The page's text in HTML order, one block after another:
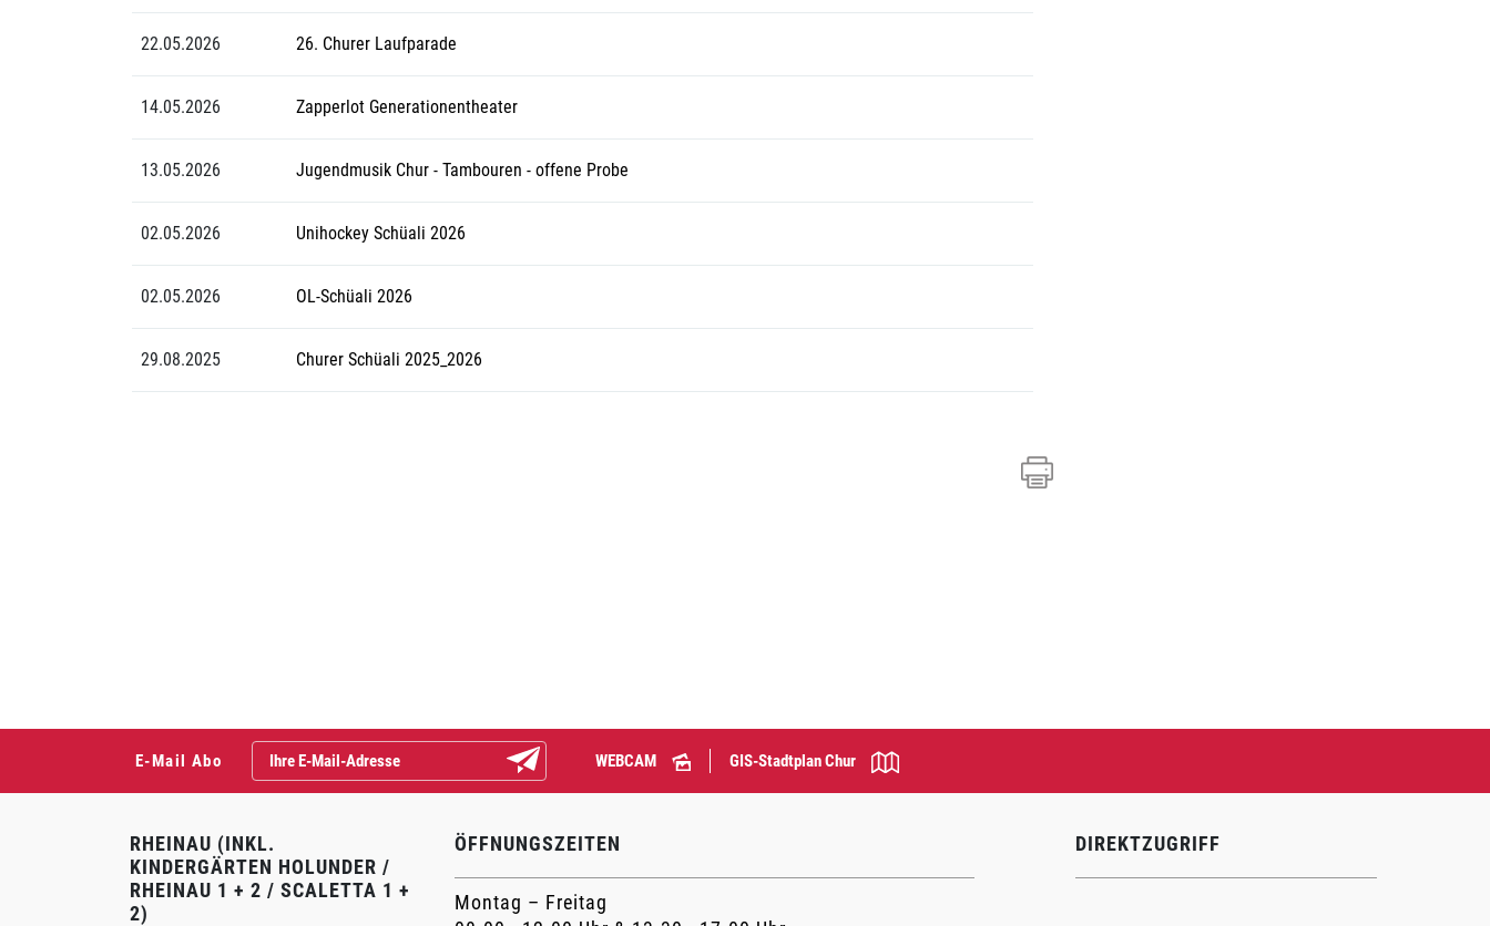
22.05.2026 26. Churer Laufparade
14.05.2026 Zapperlot Generationentheater
13.05.2026 Jugendmusik Chur - Tambouren - offene Probe
02.05.2026 Unihockey Schüali 2026
02.05.2026 OL-Schüali 2026
29.08.2025 Churer Schüali 2025_2026
E-Mail Abo Abonnieren WEBCAM GIS-Stadtplan Chur
RHEINAU (INKL.
KINDERGÄRTEN HOLUNDER /
RHEINAU 1 + 2 / SCALETTA 1 +
2)
ÖFFNUNGSZEITEN
Montag – Freitag
DIREKTZUGRIFF